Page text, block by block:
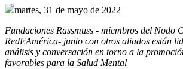
martes, 31 de mayo de 2022
Fundaciones Rassmuss - miembros del Nodo
RedEAmérica- junto con otros aliados están
análisis y conversación en torno a la
favorables para la Salud Mental